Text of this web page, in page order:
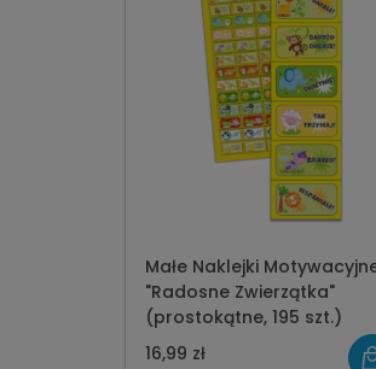
Małe Naklejki
"Radosne Zwierzątka"
(prostokątne, 195 szt.)
16,99 zł